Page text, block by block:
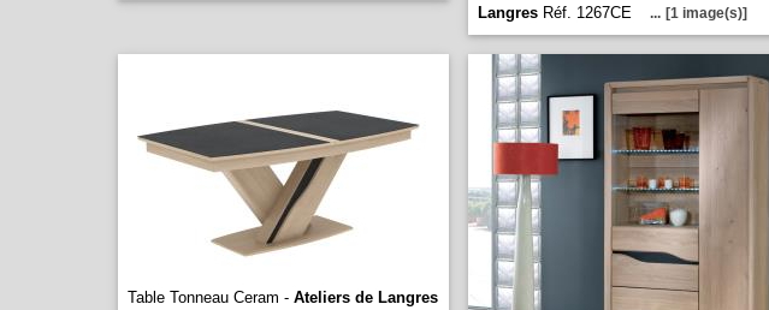
Langres Réf. 1267CE ... [1 image(s)]
Table Tonneau Ceram - Ateliers de Langres